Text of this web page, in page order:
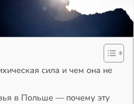
сила и чем она не
в Польше — почему эту